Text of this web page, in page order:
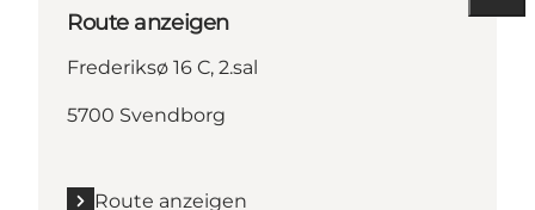
Route anzeigen
Frederiksø 16 C, 2.sal
5700 Svendborg
Route anzeigen